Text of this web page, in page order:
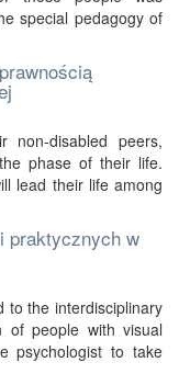
special pedagogy of
non-disabled peers,
phase of their life.
lead their life among
praktycznych w
to the interdisciplinary
of people with visual
psychologist to take